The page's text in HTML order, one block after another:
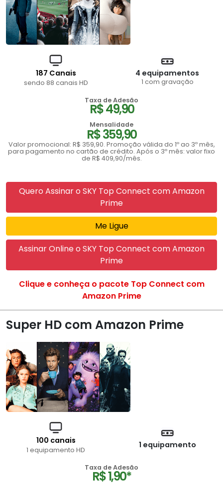
187 Canais
sendo 88 canais HD
4 equipamentos
1 com gravação
Taxa de Adesão
R$ 49,90
Mensalidade
R$ 359,90
Valor promocional: R$ 359,90. Promoção válida do 1º ao 3º mês,
para pagamento no cartão de crédito. Após o 3º mês: valor fixo
de R$ 409,90/mês.
Quero Assinar o SKY Top Connect com Amazon
Prime
Me Ligue
Assinar Online o SKY Top Connect com Amazon
Prime
Clique e conheça o pacote Top Connect com
Amazon Prime
Super HD com Amazon Prime
100 canais
1 equipamento HD
1 equipamento
Taxa de Adesão
R$ 1,90*